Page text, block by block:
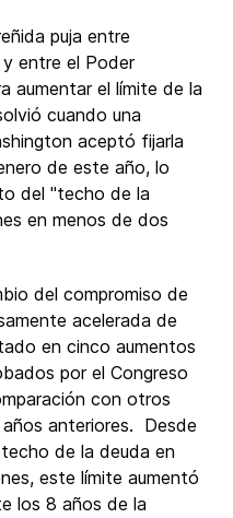
puja entre
entre el Poder
aumentar el límite de la
cuando una
aceptó fijarla
de este año, lo
del "techo de la
en menos de dos
del compromiso de
acelerada de
en cinco aumentos
por el Congreso
con otros
anteriores. Desde
de la deuda en
este límite aumentó
los 8 años de la